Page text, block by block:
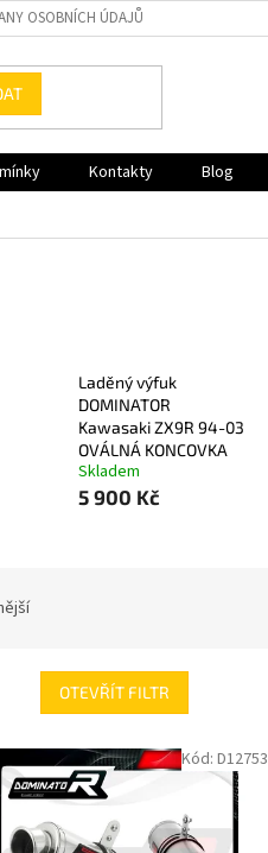
OSOBNÍCH ÚDAJŮ
Kontakty
Blog
Laděný výfuk
DOMINATOR
Kawasaki ZX9R 94-03
OVÁLNÁ KONCOVKA
Skladem
5 900 Kč
OTEVŘÍT FILTR
Kód: D12753